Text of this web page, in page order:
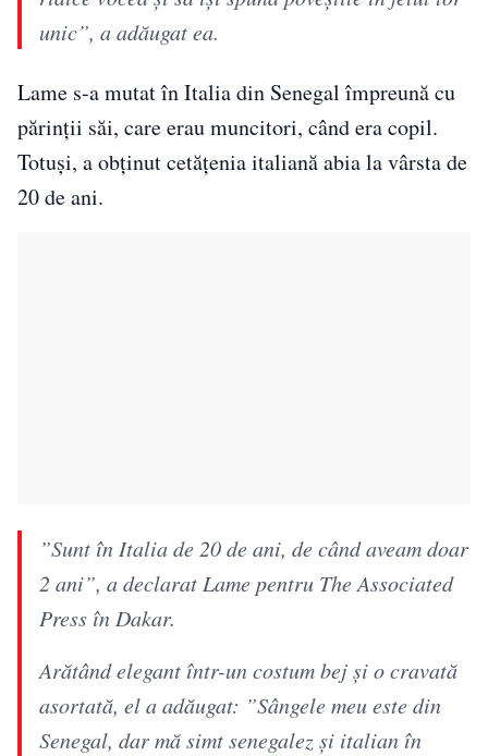
unic”, a adăugat ea.
Lame s-a mutat în Italia din Senegal împreună cu
părinții săi, care erau muncitori, când era copil.
Totuși, a obținut cetățenia italiană abia la vârsta de
20 de ani.
”Sunt în Italia de 20 de ani, de când aveam doar
2 ani”, a declarat Lame pentru The Associated
Press în Dakar.
Arătând elegant într-un costum bej şi o cravată
asortată, el a adăugat: ”Sângele meu este din
Senegal, dar mă simt senegalez şi italian în